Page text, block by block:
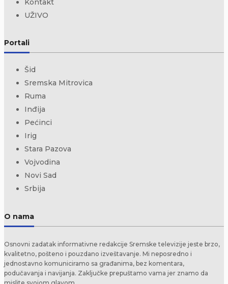
Kontakt
UŽIVO
Portali
Šid
Sremska Mitrovica
Ruma
Inđija
Pećinci
Irig
Stara Pazova
Vojvodina
Novi Sad
Srbija
O nama
Osnovni zadatak informativne redakcije Sremske televizije jeste brzo,
kvalitetno, pošteno i pouzdano izveštavanje. Mi neposredno i
jednostavno komuniciramo sa građanima, bez komentara,
podučavanja i navijanja. Zaključke prepuštamo vama jer znamo da